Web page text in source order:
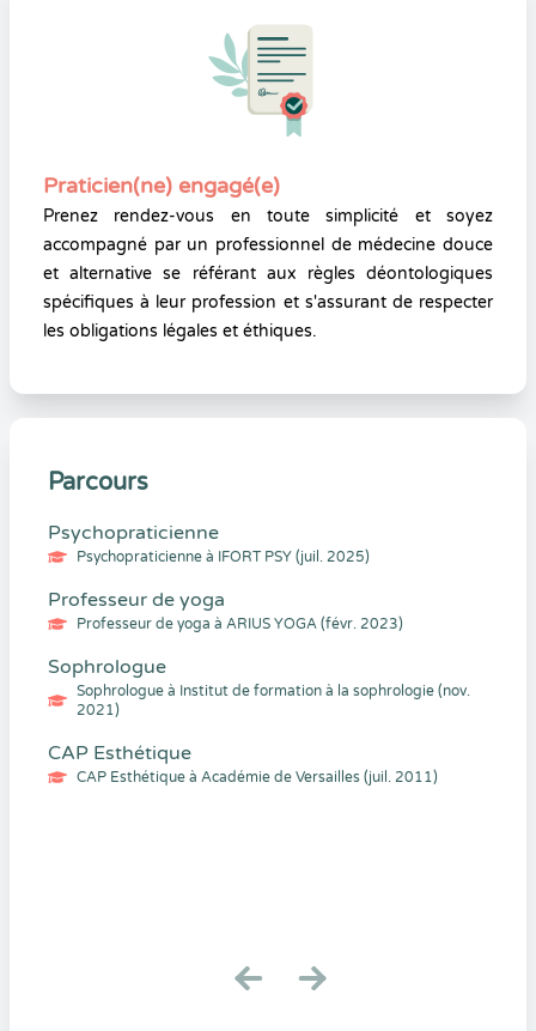
Praticien(ne) engagé(e)
Prenez rendez-vous en toute simplicité et soyez
accompagné par un professionnel de médecine douce
et alternative se référant aux règles déontologiques
spécifiques à leur profession et s'assurant de respecter
les obligations légales et éthiques.
Parcours
Psychopraticienne
Psychopraticienne à IFORT PSY (juil. 2025)
Professeur de yoga
Professeur de yoga à ARIUS YOGA (févr. 2023)
Sophrologue
Sophrologue à Institut de formation à la sophrologie (nov.
2021)
CAP Esthétique
CAP Esthétique à Académie de Versailles (juil. 2011)